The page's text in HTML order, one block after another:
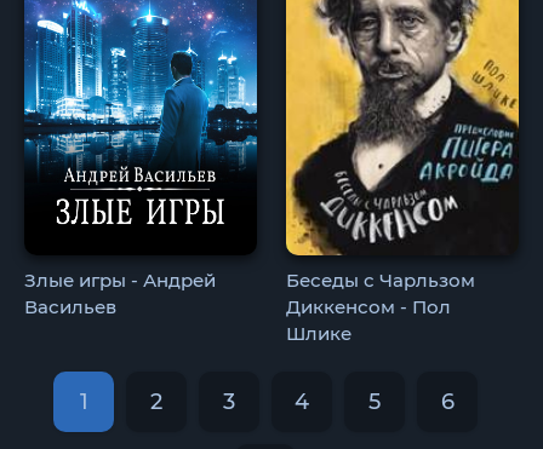
Злые игры - Андрей
Васильев
Беседы с Чарльзом
Диккенсом - Пол
Шлике
1 2 3 4 5 6